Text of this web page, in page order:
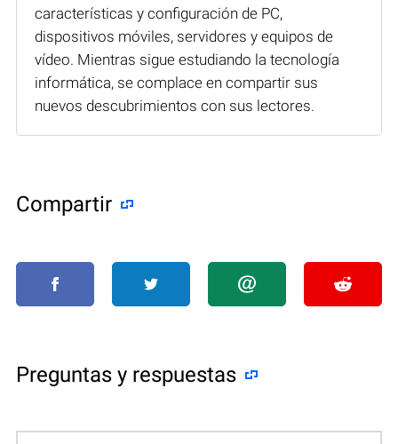
características y configuración de PC,
dispositivos móviles, servidores y equipos de
vídeo. Mientras sigue estudiando la tecnología
informática, se complace en compartir sus
nuevos descubrimientos con sus lectores.
Compartir
Preguntas y respuestas